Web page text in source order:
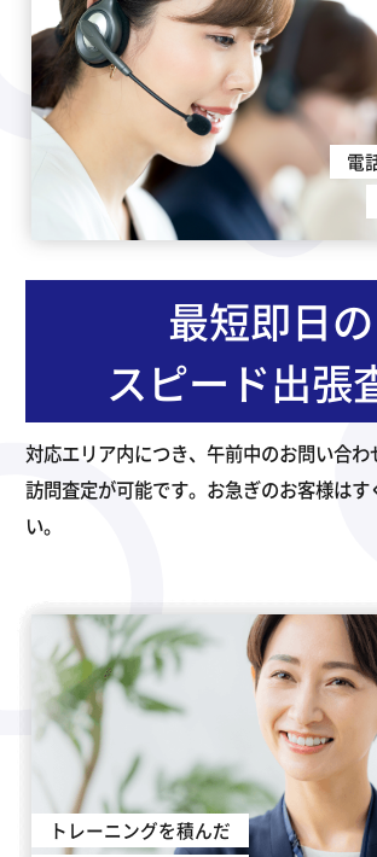
電
最短即日の
スピード出張
対応エリア内につき、午前中のお問い合
訪問査定が可能です。お急ぎのお客様はす
い。
トレーニングを積んだ